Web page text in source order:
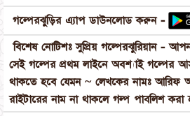
গল্পেরঝুড়ির এ্যাপ ডাউনলোড করুন -
বিশেষ নোটিশঃ সুপ্রিয় গল্পেরঝুরিয়ান -
সেই গল্পের প্রথম লাইনে অবশ্যাই গল্পের
থাকতে হবে যেমন ~ লেখকের নামঃ আরিফ
রাইটারের নাম না থাকলে গল্প পাবলিশ করা